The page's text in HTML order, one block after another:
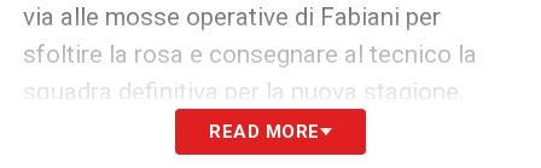
via alle mosse operative di Fabiani per
sfoltire la rosa e consegnare al tecnico la
squadra definitiva per la nuova stagione.
READ MORE